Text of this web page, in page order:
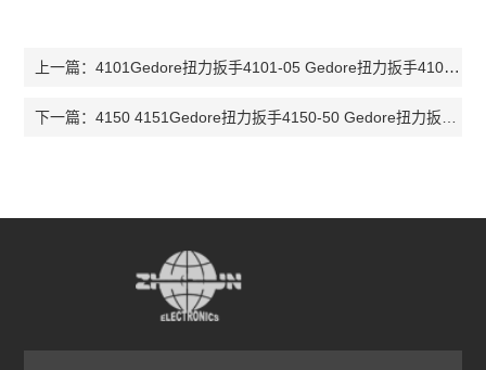
上一篇：4101Gedore扭力扳手4101-05 Gedore扭力扳手4101预设扭矩扭力扳手4101
下一篇：4150 4151Gedore扭力扳手4150-50 Gedore扭力扳手7602850扭矩扳手4150-85